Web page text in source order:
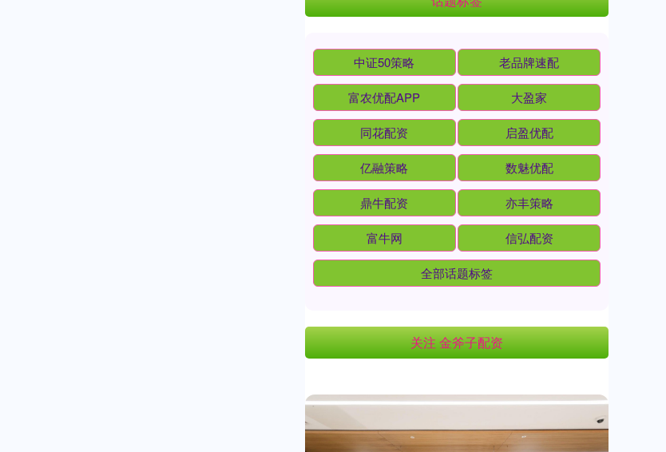
中证50策略 老品牌速配
富农优配APP 大盈家
同花配资 启盈优配
亿融策略 数魅优配
鼎牛配资 亦丰策略
富牛网 信弘配资
全部话题标签
关注 金斧子配资